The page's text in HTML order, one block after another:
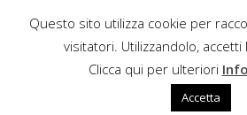
Sotto il contenuto
ORBITAL SIDEKICK
Questo sito utilizza cookie per
visitatori. Utilizzandolo, accetti
Clicca qui per ulteriori
Accetta